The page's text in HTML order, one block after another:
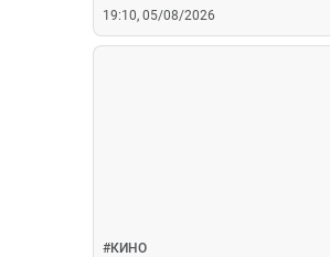
19:10, 05/08/2026
#КИНО